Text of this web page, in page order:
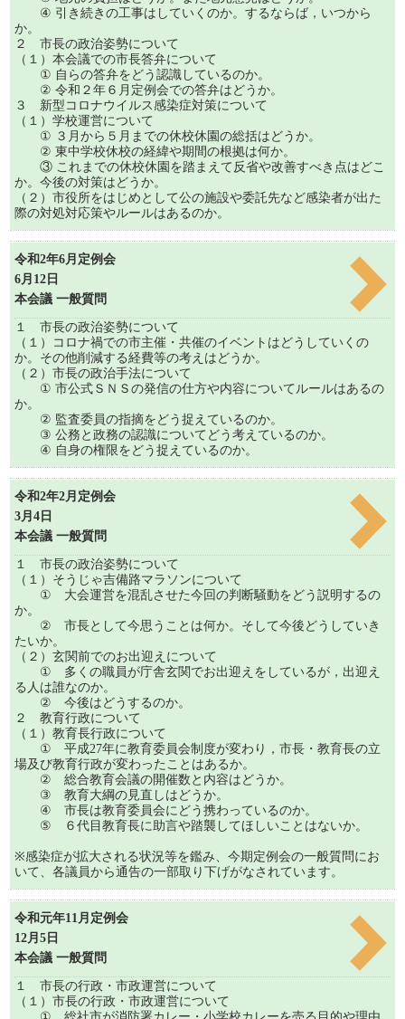
④ 引き続きの工事はしていくのか。するならば，いつから
か。
２ 市長の政治姿勢について
（１）本会議での市長答弁について
① 自らの答弁をどう認識しているのか。
② 令和２年６月定例会での答弁はどうか。
３ 新型コロナウイルス感染症対策について
（１）学校運営について
① ３月から５月までの休校休園の総括はどうか。
② 東中学校休校の経緯や期間の根拠は何か。
③ これまでの休校休園を踏まえて反省や改善すべき点はどこ
か。今後の対策はどうか。
（２）市役所をはじめとして公の施設や委託先など感染者が出た
際の対処対応策やルールはあるのか。
令和2年6月定例会
6月12日
本会議 一般質問
１ 市長の政治姿勢について
（１）コロナ禍での市主催・共催のイベントはどうしていくの
か。その他削減する経費等の考えはどうか。
（２）市長の政治手法について
① 市公式ＳＮＳの発信の仕方や内容についてルールはあるの
か。
② 監査委員の指摘をどう捉えているのか。
③ 公務と政務の認識についてどう考えているのか。
④ 自身の権限をどう捉えているのか。
令和2年2月定例会
3月4日
本会議 一般質問
１ 市長の政治姿勢について
（１）そうじゃ吉備路マラソンについて
① 大会運営を混乱させた今回の判断騒動をどう説明するの
か。
② 市長として今思うことは何か。そして今後どうしていき
たいか。
（２）玄関前でのお出迎えについて
① 多くの職員が庁舎玄関でお出迎えをしているが，出迎え
る人は誰なのか。
② 今後はどうするのか。
２ 教育行政について
（１）教育長行政について
① 平成27年に教育委員会制度が変わり，市長・教育長の立
場及び教育行政が変わったことはあるか。
② 総合教育会議の開催数と内容はどうか。
③ 教育大綱の見直しはどうか。
④ 市長は教育委員会にどう携わっているのか。
⑤ ６代目教育長に助言や踏襲してほしいことはないか。
※感染症が拡大される状況等を鑑み、今期定例会の一般質問にお
いて、各議員から通告の一部取り下げがなされています。
令和元年11月定例会
12月5日
本会議 一般質問
１ 市長の行政・市政運営について
（１）市長の行政・市政運営について